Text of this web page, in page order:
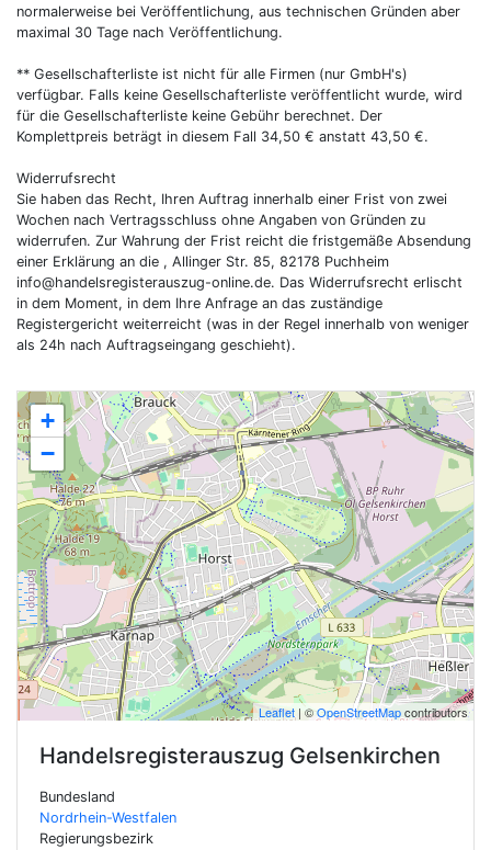
+
−
Leaflet | ©OpenStreetMapcontributors
Handelsregisterauszug Gelsenkirchen
Bundesland
Nordrhein-Westfalen
Regierungsbezirk
normalerweise bei Veröffentlichung, aus technischen Gründen aber
maximal 30 Tage nach Veröffentlichung.
** Gesellschafterliste ist nicht für alle Firmen (nur GmbH's)
verfügbar. Falls keine Gesellschafterliste veröffentlicht wurde, wird
für die Gesellschafterliste keine Gebühr berechnet. Der
Komplettpreis beträgt in diesem Fall 34,50 € anstatt 43,50 €.
Widerrufsrecht
Sie haben das Recht, Ihren Auftrag innerhalb einer Frist von zwei
Wochen nach Vertragsschluss ohne Angaben von Gründen zu
widerrufen. Zur Wahrung der Frist reicht die fristgemäße Absendung
einer Erklärung an die , Allinger Str. 85, 82178 Puchheim
info@handelsregisterauszug-online.de. Das Widerrufsrecht erlischt
in dem Moment, in dem Ihre Anfrage an das zuständige
Registergericht weiterreicht (was in der Regel innerhalb von weniger
als 24h nach Auftragseingang geschieht).